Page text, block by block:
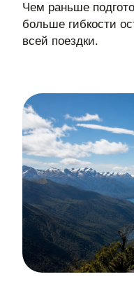
Чем раньше
больше гибкости
всей поездки.